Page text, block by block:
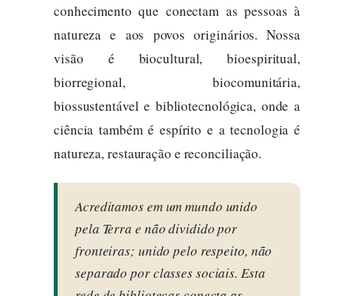
conhecimento que conectam as pessoas à
natureza e aos povos originários. Nossa
visão é biocultural, bioespiritual,
biorregional, biocomunitária,
biossustentável e bibliotecnológica, onde a
ciência também é espírito e a tecnologia é
natureza, restauração e reconciliação.
Acreditamos em um mundo unido
pela Terra e não dividido por
fronteiras; unido pelo respeito, não
separado por classes sociais. Esta